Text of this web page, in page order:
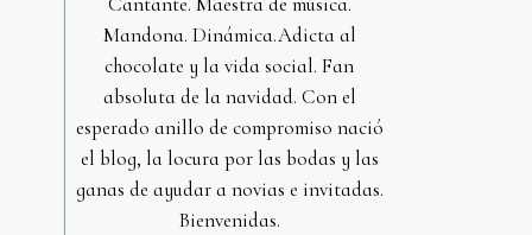
Mandona. Dinámica.Adicta al
chocolate y la vida social. Fan
absoluta de la navidad. Con el
esperado anillo de compromiso nació
el blog, la locura por las bodas y las
ganas de ayudar a novias e invitadas.
Bienvenidas.